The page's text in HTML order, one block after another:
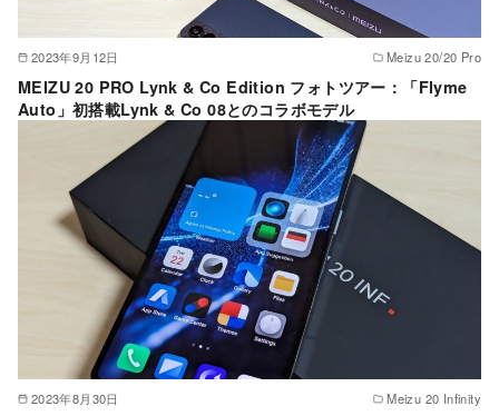
2023年9月12日 Meizu 20/20 Pro
MEIZU 20 PRO Lynk & Co Edition フォトツアー：「Flyme
Auto」初搭載Lynk & Co 08とのコラボモデル
2023年8月30日 Meizu 20 Infinity